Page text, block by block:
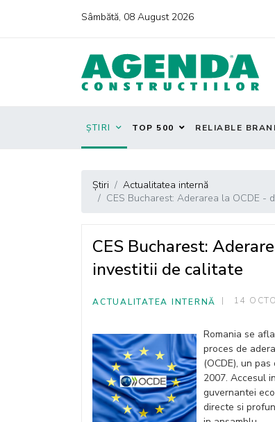
Sâmbătă, 08 August 2026
ȘTIRI TOP 500 RELIABLE
Știri
Actualitatea internă
CES Bucharest: Aderarea la OCDE -
CES Bucharest:
investitii de calitate
ACTUALITATEA INTERNĂ 14
Romania se
proces de
(OCDE), un
2007. Accesul
guvernantei
directe si